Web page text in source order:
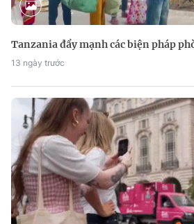
Tanzania đẩy mạnh các biện pháp
13 ngày trước